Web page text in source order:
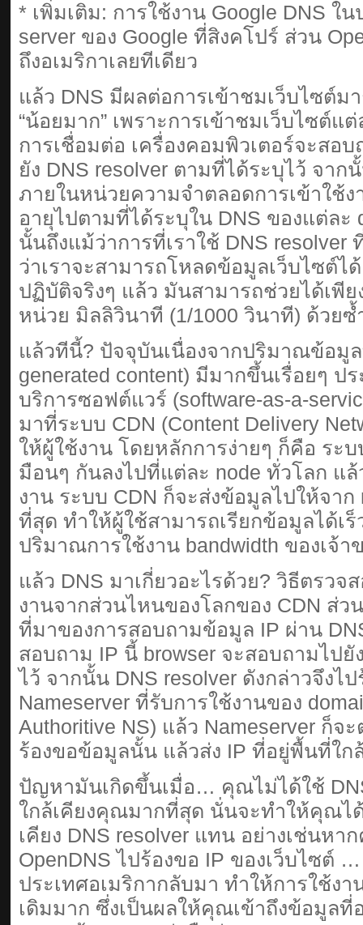
* เพิ่มเติม: การใช้งาน Google DNS ใ
server ของ Google ที่สิงคโปร์ ส่วน
ถึงอเมริกาเลยทีเดียว
แล้ว DNS มีผลต่อการเข้าชมเว็บไซต์
“น้อยมาก” เพราะการเข้าชมเว็บไซต์แ
การเชื่อมต่อ เครื่องคอมพิวเตอร์จะสอ
ยัง DNS resolver ตามที่ได้ระบุไว้ จาก
ภายในหน่วยความจำตลอดการเข้าใช้
อายุไปตามที่ได้ระบุใน DNS ของแต่ละ
นั้นถึงแม้ว่าการที่เราใช้ DNS resolver
ว่าเราจะสามารถโหลดข้อมูลเว็บไซต์ไ
ปฏิบัติจริงๆ แล้ว มันสามารถช่วยได้เพี
หน่วย มิลลิวินาที (1/1000 วินาที) ด้วยซ้
แล้วทีนี้? ปัจจุบันเนื่องจากปริมาณข้อมู
generated content) มีมากขึ้นเรื่อยๆ ป
บริการซอฟต์แวร์ (software-as-a-
มาที่ระบบ CDN (Content Delivery
ให้ผู้ใช้งาน โดยหลักการง่ายๆ ก็คือ ระ
มือนๆ กันลงไปที่แต่ละ node ทั่วโลก แล้
งาน ระบบ CDN ก็จะส่งข้อมูลไปให้จาก
ที่สุด ทำให้ผู้ใช้สามารถเรียกข้อมูลได้เ
ปริมาณการใช้งาน bandwidth ของเจ้า
แล้ว DNS มาเกี่ยวอะไรด้วย? วิธีตรวจ
งานจากส่วนไหนของโลกของ CDN ส่
ที่มาของการสอบถามข้อมูล IP ผ่าน
สอบถาม IP นี้ browser จะสอบถามไปยั
ไว้ จากนั้น DNS resolver ดังกล่าวจึงไ
Nameserver ที่รับการใช้งานของ
Authoritive NS) แล้ว Nameserver ก็จ
ร้องขอข้อมูลนั้น แล้วส่ง IP ที่อยู่พื้นที่ใก
ปัญหามันเกิดขึ้นเมื่อ… คุณไม่ได้ใช้
ใกล้เคียงคุณมากที่สุด นั่นจะทำให้คุณไ
เคียง DNS resolver แทน อย่างเช่นหา
OpenDNS ไปร้องขอ IP ของเว็บไซต์
ประเทศอเมริกากลับมา ทำให้การใช้ง
เดิมมาก ซึ่งเป็นผลให้คุณเข้าถึงข้อมูลที่